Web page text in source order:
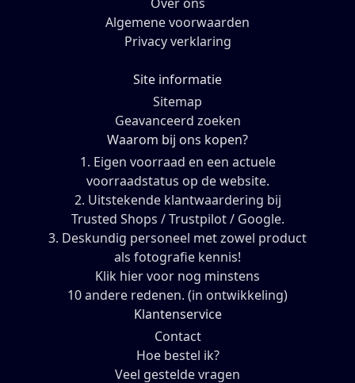
Algemene voorwaarden
Privacy verklaring
Site informatie
Sitemap
Geavanceerd zoeken
Waarom bij ons kopen?
1. Eigen voorraad en een actuele
voorraadstatus op de website.
2. Uitstekende klantwaardering bij
Trusted Shops / Trustpilot / Google.
3. Deskundig personeel met zowel product
als fotografie kennis!
Klik hier voor nog minstens
10 andere redenen. (in ontwikkeling)
Klantenservice
Contact
Hoe bestel ik?
Veel gestelde vragen